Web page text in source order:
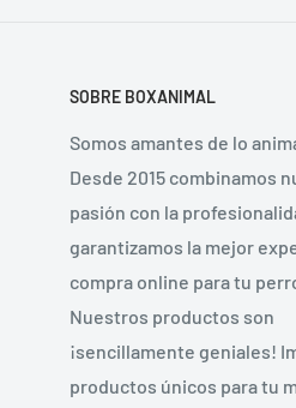
SOBRE BOXANIMAL
Somos amantes de lo
Desde 2015 combinamos
pasión con la
garantizamos la mejor
compra online para tu
Nuestros productos son
¡sencillamente geniales!
productos únicos para tu